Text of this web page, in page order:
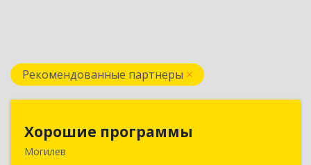
Рекомендованные партнеры
Хорошие программы
МогилевРеспублика Беларусь, 212030, г. Могилев, ул.